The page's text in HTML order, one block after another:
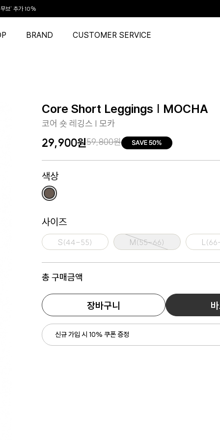
브' 추가 10%
BRAND CUSTOMER SERVICE
Core Short Leggings | MOCHA
코어 숏 레깅스 | 모카
29,900원59,800원
색상
사이즈
S(44-55) M(55-66)
총 구매금액
장바구니
신규 가입 시 10% 쿠폰 증정